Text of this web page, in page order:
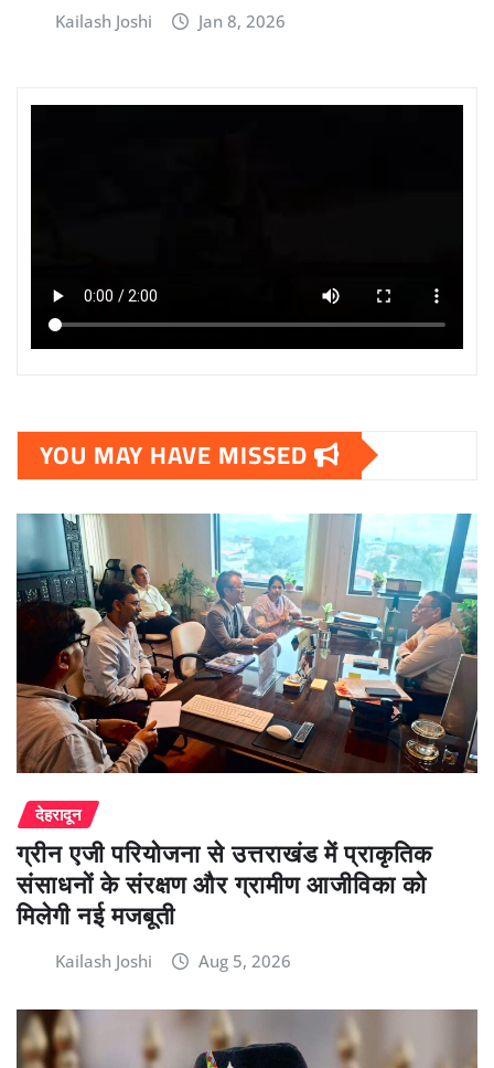
Kailash Joshi Jan 8, 2026
YOU MAY HAVE MISSED
देहरादून
ग्रीन एजी परियोजना से उत्तराखंड में प्राकृतिक
संसाधनों के संरक्षण और ग्रामीण आजीविका को
मिलेगी नई मजबूती
Kailash Joshi Aug 5, 2026